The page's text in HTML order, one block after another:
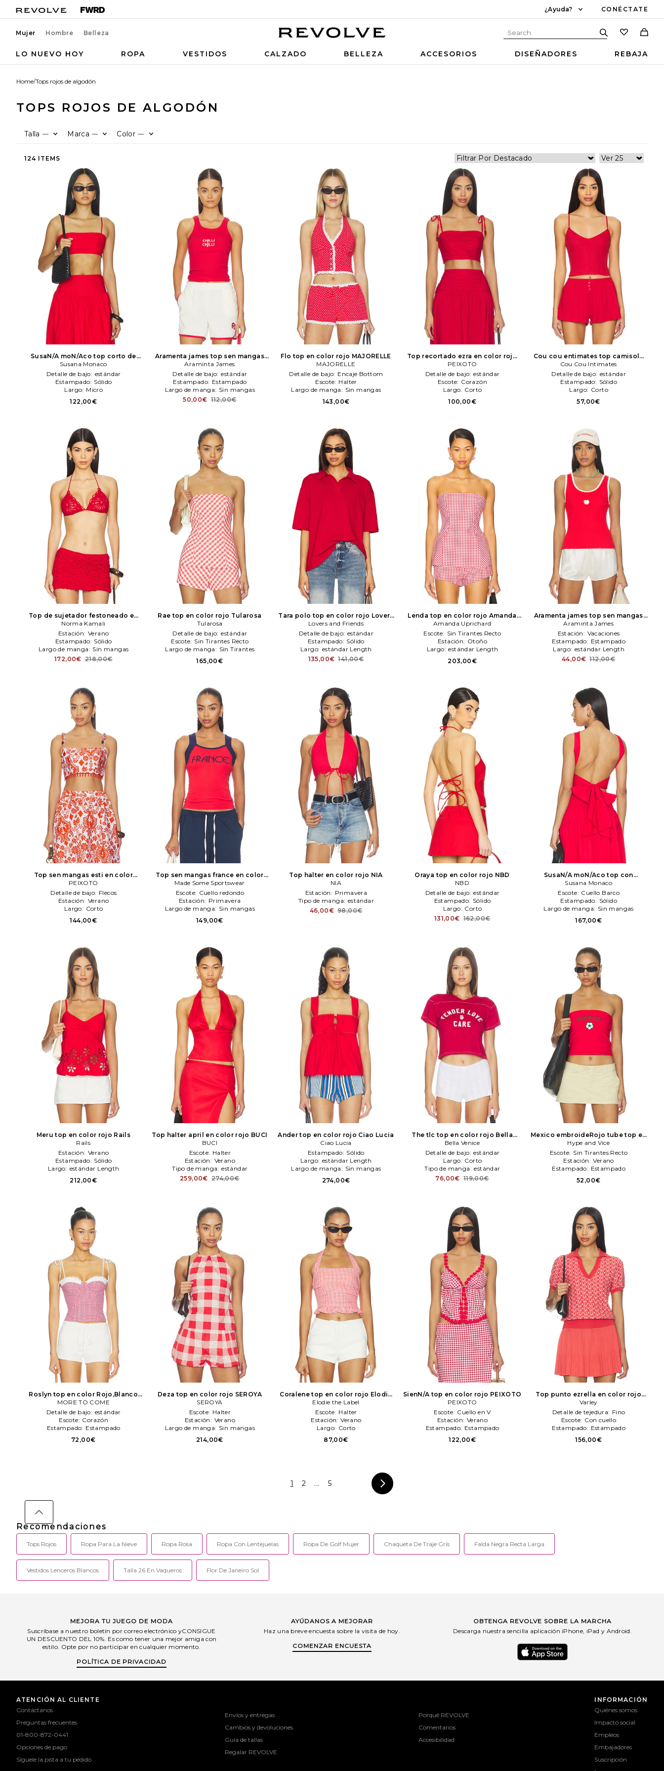
¿Ayuda? CONÉCTATE
Mujer Hombre Belleza
LO NUEVO HOY ROPA VESTIDOS CALZADO BELLEZA ACCESORIOS DISEÑADORES REBAJA
Home/Tops rojos de algodón
TOPS ROJOS DE ALGODÓN
Talla — Marca — Color —
124 ITEMS
SusaN/A moN/Aco top corto de
popeleN/A en color rojo
Monaco
Susana Monaco
Detalle de bajo: estándar
Estampado: Sólido
Largo: Micro
122,00€
Aramenta james top sen mangas
chilli en color rojo Araminta James
Araminta James
Detalle de bajo: estándar
Estampado: Estampado
Largo de manga: Sin mangas
50,00€ 112,00€
Flo top en color rojo MAJORELLE
MAJORELLE
Detalle de bajo: Encaje Bottom
Escote: Halter
Largo de manga: Sin mangas
143,00€
Top recortado ezra en color rojo
PEIXOTO
PEIXOTO
Detalle de bajo: estándar
Escote: Corazón
Largo: Corto
100,00€
Cou cou entimates top camisola
the cami top en color rojo
Cou Intimates
Cou Cou Intimates
Detalle de bajo: estándar
Estampado: Sólido
Largo: Corto
57,00€
Top de sujetador festoneado en
color rojo Norma Kamali
Norma Kamali
Estación: Verano
Estampado: Sólido
Largo de manga: Sin mangas
172,00€ 218,00€
Rae top en color rojo Tularosa
Tularosa
Detalle de bajo: estándar
Escote: Sin Tirantes Recto
Largo de manga: Sin Tirantes
165,00€
Tara polo top en color rojo Lovers
and Friends
Lovers and Friends
Detalle de bajo: estándar
Estampado: Sólido
Largo: estándar Length
135,00€ 141,00€
Lenda top en color rojo Amanda
Uprichard
Amanda Uprichard
Escote: Sin Tirantes Recto
Estación: Otoño
Largo: estándar Length
203,00€
Aramenta james top sen mangas
manzaN/A en color rojo
James
Araminta James
Estación: Vacaciones
Estampado: Estampado
Largo: estándar Length
44,00€ 112,00€
Top sen mangas esti en color
Rojo,Blanco PEIXOTO
PEIXOTO
Detalle de bajo: Flecos
Estación: Verano
Largo: Corto
144,00€
Top sen mangas france en color
rojo Made Some Sportswear
Made Some Sportswear
Escote: Cuello redondo
Estación: Primavera
Largo de manga: Sin mangas
149,00€
Top halter en color rojo NIA
NIA
Estación: Primavera
Tipo de manga: estándar
46,00€ 98,00€
Oraya top en color rojo NBD
NBD
Detalle de bajo: estándar
Estampado: Sólido
Largo: Corto
131,00€ 162,00€
SusaN/A moN/Aco top con
espalda abierta en color rojo
Susana Monaco
Susana Monaco
Escote: Cuello Barco
Estampado: Sólido
Largo de manga: Sin mangas
167,00€
Meru top en color rojo Rails
Rails
Estación: Verano
Estampado: Sólido
Largo: estándar Length
212,00€
Top halter april en color rojo BUCI
BUCI
Escote: Halter
Estación: Verano
Tipo de manga: estándar
259,00€ 274,00€
Ander top en color rojo Ciao Lucia
Ciao Lucia
Estampado: Sólido
Largo: estándar Length
Largo de manga: Sin mangas
274,00€
The tlc top en color rojo Bella
Venice
Bella Venice
Detalle de bajo: estándar
Largo: Corto
Tipo de manga: estándar
76,00€ 119,00€
Mexico embroideRojo tube top en
color rojo Hype and Vice
Hype and Vice
Escote: Sin Tirantes Recto
Estación: Verano
Estampado: Estampado
52,00€
Roslyn top en color Rojo,Blanco
MORE TO COME
MORE TO COME
Detalle de bajo: estándar
Escote: Corazón
Estampado: Estampado
72,00€
Deza top en color rojo SEROYA
SEROYA
Escote: Halter
Estación: Verano
Largo de manga: Sin mangas
214,00€
Coralene top en color rojo Elodie
the Label
Elodie the Label
Escote: Halter
Estación: Verano
Largo: Corto
87,00€
SienN/A top en color rojo PEIXOTO
PEIXOTO
Escote: Cuello en V
Estación: Verano
Estampado: Estampado
122,00€
Top punto ezrella en color rojo
Varley
Varley
Detalle de tejedura: Fino
Escote: Con cuello
Estampado: Estampado
156,00€
1 2 ... 5
Recomendaciones
Tops Rojos Ropa Para La Nieve Ropa Rosa Ropa Con Lentejuelas Ropa De Golf Mujer Chaqueta De Traje Gris Falda Negra Recta Larga
Vestidos Lenceros Blancos Talla 26 En Vaqueros Flor De Janeiro Sol
MEJORA TU JUEGO DE MODA
Suscríbase a nuestro boletín por correo electrónico yCONSIGUE
UN DESCUENTO DEL 10%. Es como tener una mejor amiga con
estilo. Opte por no participar en cualquier momento.
POLÍTICA DE PRIVACIDAD
AYÚDANOS A MEJORAR
Haz una breve encuesta sobre la visita de hoy.
COMENZAR ENCUESTA
OBTENGA REVOLVE SOBRE LA MARCHA
Descarga nuestra sencilla aplicación iPhone, iPad y Android.
ATENCIÓN AL CLIENTE
Contáctanos
Preguntas frecuentes
01-800-872-0441
Opciones de pago
Síguele la pista a tu pedido
Envíos y entregas
Cambios y devoluciones
Guía de tallas
Regalar REVOLVE
Porqué REVOLVE
Comentarios
Accesibilidad
INFORMACIÓN
Quiénes somos
Impacto social
Empleos
Embajadores
Suscripción